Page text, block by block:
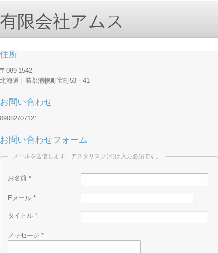
有限会社アムス
住所
〒089-1542
北海道十勝郡浦幌町宝町53－41
お問い合わせ
09082707121
お問い合わせフォーム
メールを送信します。アスタリスク(※)は入力必須です。
お名前 *
Eメール *
タイトル *
メッセージ *